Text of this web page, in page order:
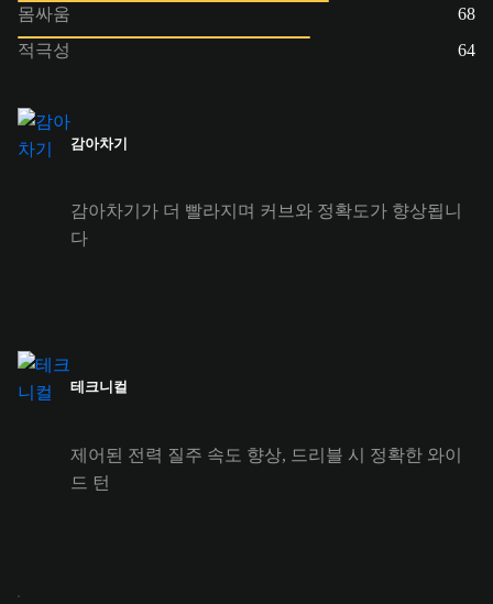
몸싸움
68
적극성
64
감아차기
감아차기가 더 빨라지며 커브와 정확도가 향상됩니
다
테크니컬
제어된 전력 질주 속도 향상, 드리블 시 정확한 와이
드 턴